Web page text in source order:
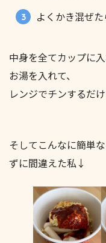
よくかき混ぜた
中身を全てカップに入
お湯を入れて、
レンジでチンするだ
そしてこんなに簡単
ずに間違えた私↓